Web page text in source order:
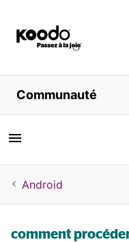
Magasiner
Libre service
Aide
Communauté
Android
comment